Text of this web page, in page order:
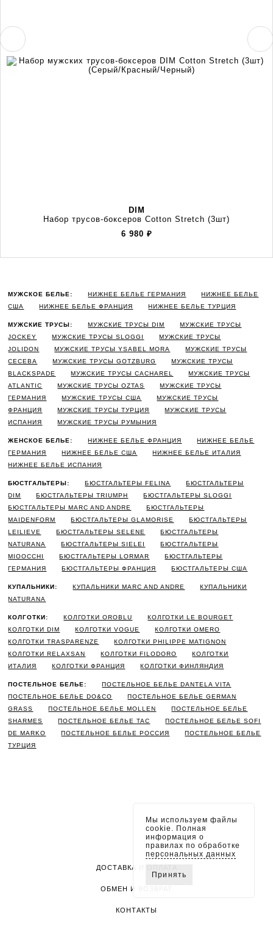
DIM
Набор трусов-боксеров Cotton Stretch (3шт)
6 980 ₽
МУЖСКОЕ БЕЛЬЕ: НИЖНЕЕ БЕЛЬЕ ГЕРМАНИЯ
НИЖНЕЕ БЕЛЬЕ
США
НИЖНЕЕ БЕЛЬЕ ФРАНЦИЯ НИЖНЕЕ БЕЛЬЕ ТУРЦИЯ
МУЖСКИЕ ТРУСЫ: МУЖСКИЕ ТРУСЫ DIM
МУЖСКИЕ ТРУСЫ
JOCKEY
МУЖСКИЕ ТРУСЫ SLOGGI
МУЖСКИЕ ТРУСЫ
JOLIDON
МУЖСКИЕ ТРУСЫ YSABEL MORA
МУЖСКИЕ ТРУСЫ
CECEBA
МУЖСКИЕ ТРУСЫ GOTZBURG
МУЖСКИЕ ТРУСЫ
BLACKSPADE
МУЖСКИЕ ТРУСЫ CACHAREL
МУЖСКИЕ ТРУСЫ
ATLANTIC
МУЖСКИЕ ТРУСЫ OZTAS
МУЖСКИЕ ТРУСЫ
ГЕРМАНИЯ
МУЖСКИЕ ТРУСЫ США
МУЖСКИЕ ТРУСЫ
ФРАНЦИЯ
МУЖСКИЕ ТРУСЫ ТУРЦИЯ
МУЖСКИЕ ТРУСЫ
ИСПАНИЯ
МУЖСКИЕ ТРУСЫ РУМЫНИЯ
ЖЕНСКОЕ БЕЛЬЕ: НИЖНЕЕ БЕЛЬЕ ФРАНЦИЯ
НИЖНЕЕ БЕЛЬЕ
ГЕРМАНИЯ
НИЖНЕЕ БЕЛЬЕ США
НИЖНЕЕ БЕЛЬЕ ИТАЛИЯ
НИЖНЕЕ БЕЛЬЕ ИСПАНИЯ
БЮСТГАЛЬТЕРЫ: БЮСТГАЛЬТЕРЫ FELINA
БЮСТГАЛЬТЕРЫ
DIM
БЮСТГАЛЬТЕРЫ TRIUMPH
БЮСТГАЛЬТЕРЫ SLOGGI
БЮСТГАЛЬТЕРЫ MARC AND ANDRE
БЮСТГАЛЬТЕРЫ
MAIDENFORM
БЮСТГАЛЬТЕРЫ GLAMORISE
БЮСТГАЛЬТЕРЫ
LEILIEVE
БЮСТГАЛЬТЕРЫ SELENE
БЮСТГАЛЬТЕРЫ
NATURANA
БЮСТГАЛЬТЕРЫ SIELEI
БЮСТГАЛЬТЕРЫ
MIOOCCHI
БЮСТГАЛЬТЕРЫ LORMAR
БЮСТГАЛЬТЕРЫ
ГЕРМАНИЯ
БЮСТГАЛЬТЕРЫ ФРАНЦИЯ БЮСТГАЛЬТЕРЫ США
КУПАЛЬНИКИ: КУПАЛЬНИКИ MARC AND ANDRE
КУПАЛЬНИКИ
NATURANA
КОЛГОТКИ: КОЛГОТКИ OROBLU
КОЛГОТКИ LE BOURGET
КОЛГОТКИ DIM
КОЛГОТКИ VOGUE
КОЛГОТКИ OMERO
КОЛГОТКИ TRASPARENZE
КОЛГОТКИ PHILIPPE MATIGNON
КОЛГОТКИ RELAXSAN
КОЛГОТКИ FILODORO
КОЛГОТКИ
ИТАЛИЯ
КОЛГОТКИ ФРАНЦИЯ КОЛГОТКИ ФИНЛЯНДИЯ
ПОСТЕЛЬНОЕ БЕЛЬЕ:
ПОСТЕЛЬНОЕ БЕЛЬЕ DANTELA VITA
ПОСТЕЛЬНОЕ БЕЛЬЕ DO&CO
ПОСТЕЛЬНОЕ БЕЛЬЕ GERMAN
GRASS
ПОСТЕЛЬНОЕ БЕЛЬЕ MOLLEN
ПОСТЕЛЬНОЕ БЕЛЬЕ
SHARMES
ПОСТЕЛЬНОЕ БЕЛЬЕ TAC
ПОСТЕЛЬНОЕ БЕЛЬЕ SOFI
DE MARKO
ПОСТЕЛЬНОЕ БЕЛЬЕ РОССИЯ
ПОСТЕЛЬНОЕ БЕЛЬЕ
ТУРЦИЯ
ДОСТАВКА И ОПЛАТА
ОБМЕН И ВОЗВРАТ
КОНТАКТЫ
Мы используем файлы
cookie. Полная
информация о
правилах по обработке
персональных данных
Принять